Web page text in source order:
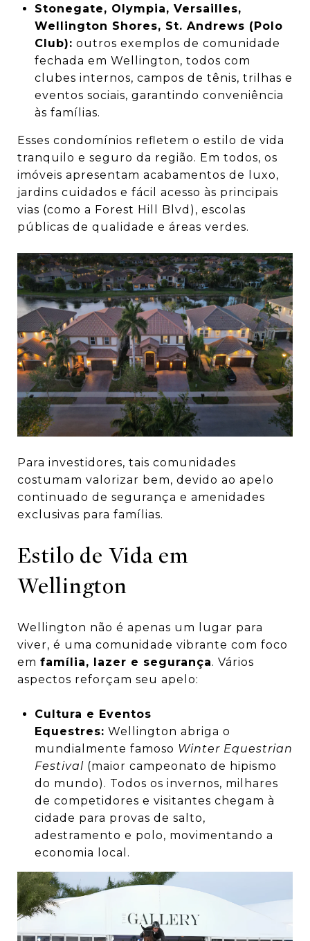
Stonegate, Olympia, Versailles,
Wellington Shores, St. Andrews (Polo
Club): outros exemplos de comunidade
fechada em Wellington, todos com
clubes internos, campos de tênis, trilhas e
eventos sociais, garantindo conveniência
às famílias.
Esses condomínios refletem o estilo de vida
tranquilo e seguro da região. Em todos, os
imóveis apresentam acabamentos de luxo,
jardins cuidados e fácil acesso às principais
vias (como a Forest Hill Blvd), escolas
públicas de qualidade e áreas verdes.
Para investidores, tais comunidades
costumam valorizar bem, devido ao apelo
continuado de segurança e amenidades
exclusivas para famílias.
Estilo de Vida em
Wellington
Wellington não é apenas um lugar para
viver, é uma comunidade vibrante com foco
em família, lazer e segurança. Vários
aspectos reforçam seu apelo:
Cultura e Eventos
Equestres: Wellington abriga o
mundialmente famoso Winter Equestrian
Festival(maior campeonato de hipismo
do mundo). Todos os invernos, milhares
de competidores e visitantes chegam à
cidade para provas de salto,
adestramento e polo, movimentando a
economia local.